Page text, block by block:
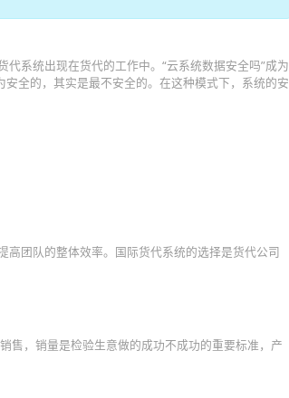
系统出现在货代的工作中。“云系统数据安全吗”成为
全的，其实是最不安全的。在这种模式下，系统的安
团队的整体效率。国际货代系统的选择是货代公司
售，销量是检验生意做的成功不成功的重要标准，产